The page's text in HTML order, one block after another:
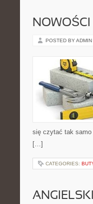
NOWOŚCI
POSTED BY ADMIN
się czytać tak samo
[…]
CATEGORIES: